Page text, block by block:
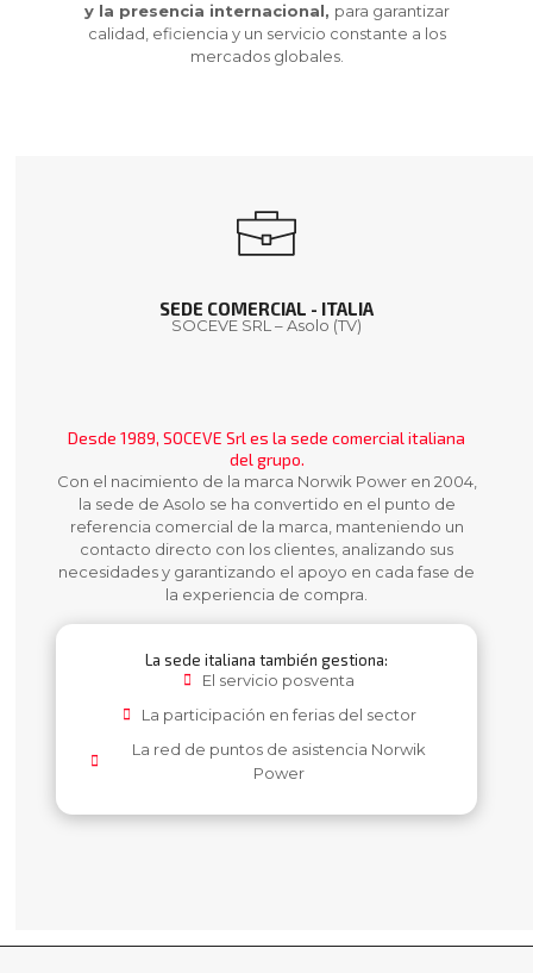
y la presencia internacional, para garantizar
calidad, eficiencia y un servicio constante a los
mercados globales.
SEDE COMERCIAL - ITALIA
SOCEVE SRL – Asolo (TV)
Desde 1989, SOCEVE Srl es la sede comercial italiana
del grupo.
Con el nacimiento de la marca Norwik Power en 2004,
la sede de Asolo se ha convertido en el punto de
referencia comercial de la marca, manteniendo un
contacto directo con los clientes, analizando sus
necesidades y garantizando el apoyo en cada fase de
la experiencia de compra.
La sede italiana también gestiona:
El servicio posventa
La participación en ferias del sector
La red de puntos de asistencia Norwik
Power